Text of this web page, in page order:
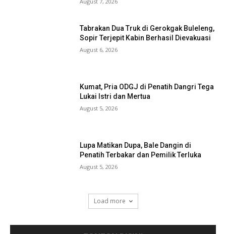
Tabrakan Dua Truk di Gerokgak Buleleng,
Sopir Terjepit Kabin Berhasil Dievakuasi
August 6, 2026
Kumat, Pria ODGJ di Penatih Dangri Tega
Lukai Istri dan Mertua
August 5, 2026
Lupa Matikan Dupa, Bale Dangin di
Penatih Terbakar dan Pemilik Terluka
August 5, 2026
Load more